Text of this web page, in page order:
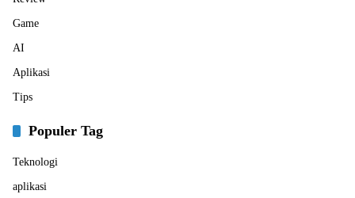
Game
AI
Aplikasi
Tips
Populer Tag
Teknologi
aplikasi